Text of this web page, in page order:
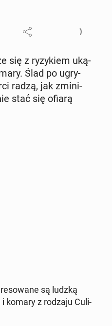
się z ry­zy­kiem uką­
Ślad po ugry­
radzą, jak zmi­ni­
stać się ofiarą
są ludzką
i komary z rodzaju Cu­li­